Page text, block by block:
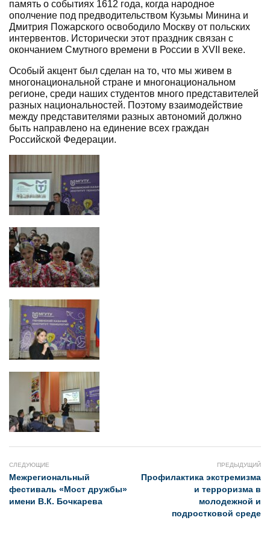
память о событиях 1612 года, когда народное
ополчение под предводительством Кузьмы Минина и
Дмитрия Пожарского освободило Москву от польских
интервентов. Исторически этот праздник связан с
окончанием Смутного времени в России в XVII веке.
Особый акцент был сделан на то, что мы живем в
многонациональной стране и многонациональном
регионе, среди наших студентов много представителей
разных национальностей. Поэтому взаимодействие
между представителями разных автономий должно
быть направлено на единение всех граждан
Российской Федерации.
СЛЕДУЮЩИЕ
Межрегиональный
фестиваль «Мост дружбы»
имени В.К. Бочкарева
ПРЕДЫДУЩИЙ
Профилактика экстремизма
и терроризма в
молодежной и
подростковой среде